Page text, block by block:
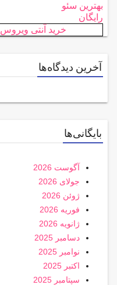
بهترین سئو
رایگان
خرید آنتی ویروس
آخرین دیدگاه‌ها
بایگانی‌ها
آگوست 2026
جولای 2026
ژوئن 2026
فوریه 2026
ژانویه 2026
دسامبر 2025
نوامبر 2025
اکتبر 2025
سپتامبر 2025